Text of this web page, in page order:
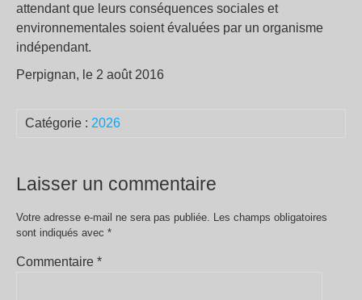
attendant que leurs conséquences sociales et
environnementales soient évaluées par un organisme
indépendant.
Perpignan, le 2 août 2016
Catégorie : 2026
Laisser un commentaire
Votre adresse e-mail ne sera pas publiée. Les champs obligatoires
sont indiqués avec *
Commentaire *